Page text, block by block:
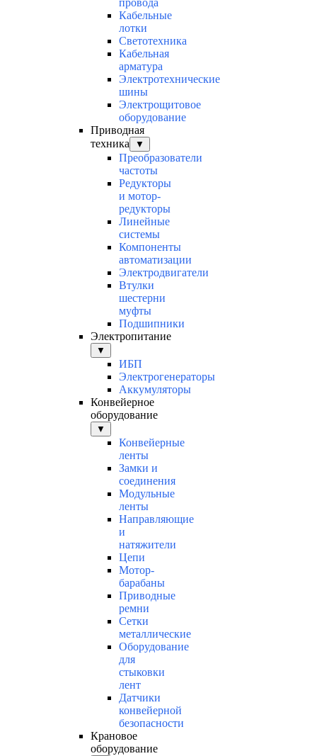
провода
Кабельные
лотки
Светотехника
Кабельная
арматура
Электротехнические
шины
Электрощитовое
оборудование
Приводная
техника
▼
Преобразователи
частоты
Редукторы
и мотор-
редукторы
Линейные
системы
Компоненты
автоматизации
Электродвигатели
Втулки
шестерни
муфты
Подшипники
Электропитание
▼
ИБП
Электрогенераторы
Аккумуляторы
Конвейерное
оборудование
▼
Конвейерные
ленты
Замки и
соединения
Модульные
ленты
Направляющие
и
натяжители
Цепи
Мотор-
барабаны
Приводные
ремни
Сетки
металлические
Оборудование
для
стыковки
лент
Датчики
конвейерной
безопасности
Крановое
оборудование